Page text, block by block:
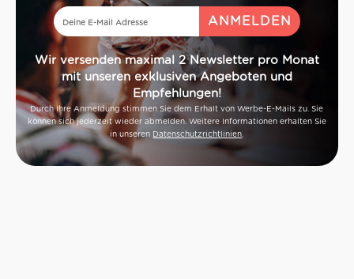
Wir versenden maximal 2 Newsletter pro Monat
mit unseren exklusiven Angeboten und
Empfehlungen!
Durch Ihre Anmeldung stimmen Sie dem Erhalt von Werbe-E-Mails zu. Sie
können sich jederzeit wieder abmelden. Weitere Informationen erhalten Sie
in unseren Datenschutzrichtlinien.